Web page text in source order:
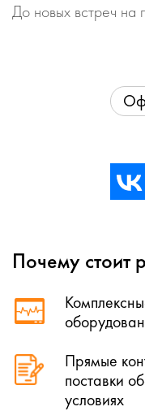
До новых встреч на
Почему стоит
Прямые
поставки
условиях